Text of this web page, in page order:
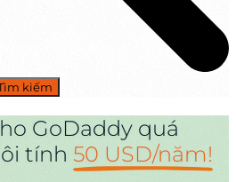
kiếm
GoDaddy quá
tính 50 USD/năm!